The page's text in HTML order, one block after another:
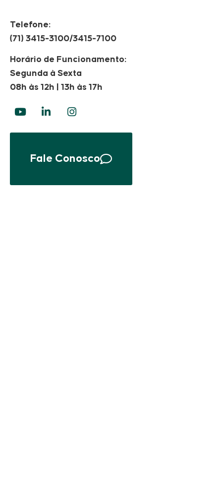
Telefone:
(71) 3415-3100/3415-7100
Horário de Funcionamento:
Segunda à Sexta
08h às 12h | 13h às 17h
Fale Conosco